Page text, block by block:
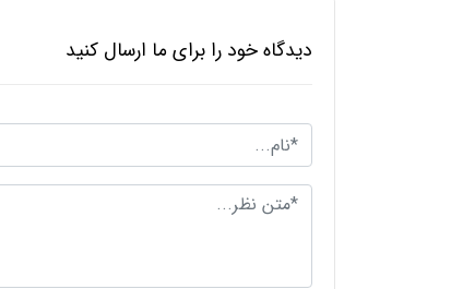
دیدگاه خود را برای ما ارسال کنید